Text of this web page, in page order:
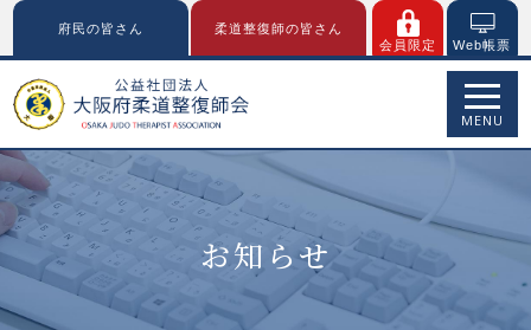
府民の皆さん
柔道整復師の皆さん
会員限定
Web帳票
MENU
お知らせ